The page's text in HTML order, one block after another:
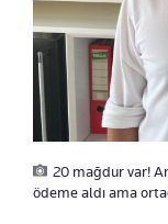
20 mağdur var!
ödeme aldı ama